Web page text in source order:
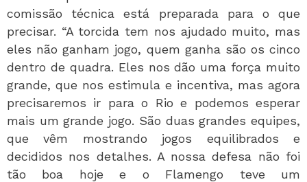
comissão técnica está preparada para o que
precisar. “A torcida tem nos ajudado muito, mas
eles não ganham jogo, quem ganha são os cinco
dentro de quadra. Eles nos dão uma força muito
grande, que nos estimula e incentiva, mas agora
precisaremos ir para o Rio e podemos esperar
mais um grande jogo. São duas grandes equipes,
que vêm mostrando jogos equilibrados e
decididos nos detalhes. A nossa defesa não foi
tão boa hoje e o Flamengo teve um